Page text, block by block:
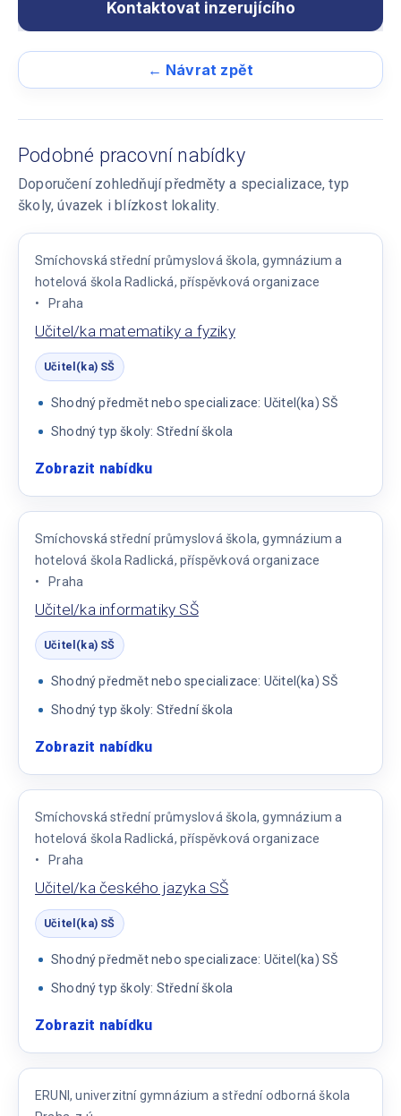
← Návrat zpět
Podobné pracovní nabídky
Doporučení zohledňují předměty a specializace, typ
školy, úvazek i blízkost lokality.
Smíchovská střední průmyslová škola, gymnázium a
hotelová škola Radlická, příspěvková organizace
Praha
Učitel/ka matematiky a fyziky
Učitel(ka) SŠ
Shodný předmět nebo specializace: Učitel(ka) SŠ
Shodný typ školy: Střední škola
Zobrazit nabídku:
matematiky
a
fyziky
Smíchovská střední průmyslová škola, gymnázium a
hotelová škola Radlická, příspěvková organizace
Praha
Učitel/ka informatiky SŠ
Učitel(ka) SŠ
Shodný předmět nebo specializace: Učitel(ka) SŠ
Shodný typ školy: Střední škola
Zobrazit nabídku:
informatiky
SŠ
Smíchovská střední průmyslová škola, gymnázium a
hotelová škola Radlická, příspěvková organizace
Praha
Učitel/ka českého jazyka SŠ
Učitel(ka) SŠ
Shodný předmět nebo specializace: Učitel(ka) SŠ
Shodný typ školy: Střední škola
Zobrazit nabídku:
českého
jazyka
ERUNI, univerzitní gymnázium a střední odborná škola